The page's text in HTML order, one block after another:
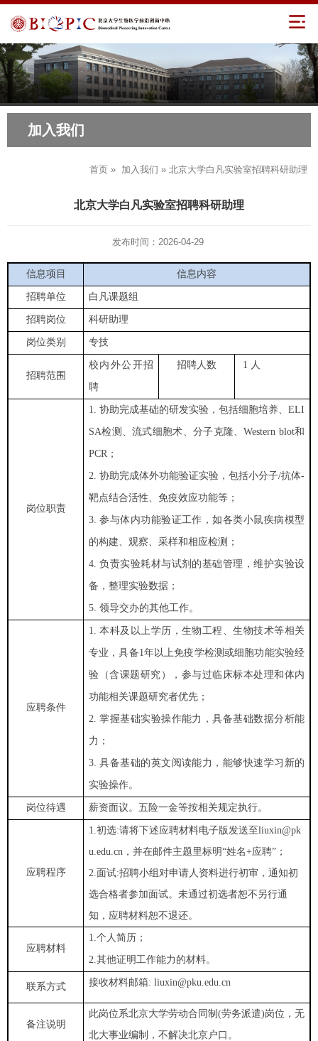
加入我们
首页 » 加入我们 » 北京大学白凡实验室招聘科研助理
北京大学白凡实验室招聘科研助理
发布时间：2026-04-29
信息项目 信息内容
招聘单位 白凡课题组
招聘岗位 科研助理
岗位类别 专技
招聘范围
校内外公开招
聘
招聘人数 1 人
岗位职责
1. 协助完成基础的研发实验，包括细胞培养、ELI
SA检测、流式细胞术、分子克隆、Western blot和
PCR；
2. 协助完成体外功能验证实验，包括小分子/抗体-
靶点结合活性、免疫效应功能等；
3. 参与体内功能验证工作，如各类小鼠疾病模型
的构建、观察、采样和相应检测；
4. 负责实验耗材与试剂的基础管理，维护实验设
备，整理实验数据；
5. 领导交办的其他工作。
应聘条件
1. 本科及以上学历，生物工程、生物技术等相关
专业，具备1年以上免疫学检测或细胞功能实验经
验（含课题研究），参与过临床标本处理和体内
功能相关课题研究者优先；
2. 掌握基础实验操作能力，具备基础数据分析能
力；
3. 具备基础的英文阅读能力，能够快速学习新的
实验操作。
岗位待遇 薪资面议。五险一金等按相关规定执行。
应聘程序
1.初选:请将下述应聘材料电子版发送至liuxin@pk
u.edu.cn，并在邮件主题里标明“姓名+应聘”；
2.面试:招聘小组对申请人资料进行初审，通知初
选合格者参加面试。未通过初选者恕不另行通
知，应聘材料恕不退还。
应聘材料
1.个人简历；
2.其他证明工作能力的材料。
联系方式 接收材料邮箱: liuxin@pku.edu.cn
备注说明
此岗位系北京大学劳动合同制(劳务派遣)岗位，无
北大事业编制，不解决北京户口。